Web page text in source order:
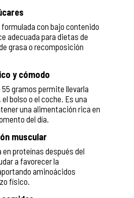
con bajo contenido
adecuada para dietas de
grasa o recomposición
y cómodo
gramos permite llevarla
bolso o el coche. Es una
una alimentación rica en
del día.
muscular
proteínas después del
a favorecer la
aminoácidos
físico.